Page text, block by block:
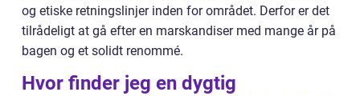
og etiske retningslinjer inden for området. Derfor er det
tilrådeligt at gå efter en marskandiser med mange år på
bagen og et solidt renommé.
Hvor finder jeg en dygtig